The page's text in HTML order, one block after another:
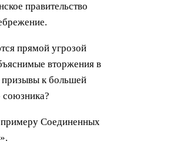
правительство
прямой угрозой
вторжения в
призывы к большей
союзника?
примеру Соединенных